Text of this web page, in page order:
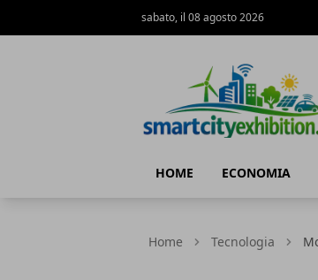
sabato, il 08 agosto 2026
HOME ECONOMIA
Home Tecnologia